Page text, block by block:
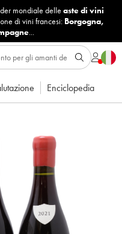
mondiale delle aste di vini
di vini francesi: Borgogna,
...
Enciclopedia